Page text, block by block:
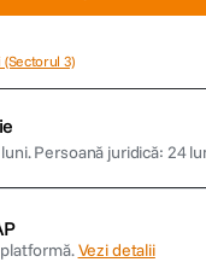
3)
Persoană juridică: 24
Vezi detalii